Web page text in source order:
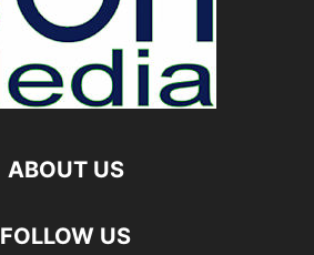
ABOUT US
FOLLOW US